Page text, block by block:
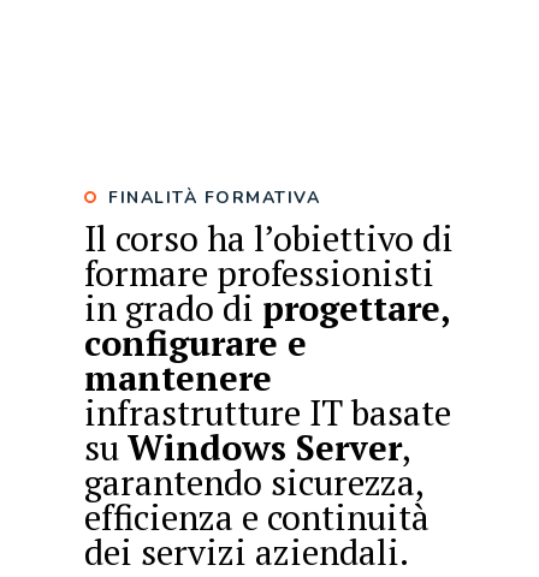
FINALITÀ FORMATIVA
Il corso ha l’obiettivo di
formare professionisti
in grado di progettare,
configurare e
mantenere
infrastrutture IT basate
suWindows Server,
garantendo sicurezza,
efficienza e continuità
dei servizi aziendali.